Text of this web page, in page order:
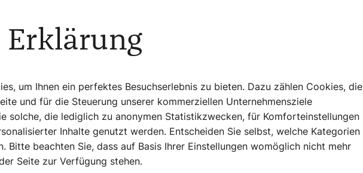
dass unser biologisches Dasein
eine steile These, die bis heute noch
keine Wissenschaft: „Sie ist eben nur
Über dieses Thema hat sie auch
" geschrieben: Besonders kritisch sieht sie
und
In so jungen Jahren sollten laut
werden.
die Leichtfertigkeit, mit der
Erklärung
um Ihnen ein perfektes Besuchserlebnis zu bieten. Dazu zählen Cookies, die
und für die Steuerung unserer kommerziellen Unternehmensziele
solche, die lediglich zu anonymen Statistikzwecken, für Komforteinstellungen
Inhalte genutzt werden. Entscheiden Sie selbst, welche Kategorien
Bitte beachten Sie, dass auf Basis Ihrer Einstellungen womöglich nicht mehr
Seite zur Verfügung stehen.